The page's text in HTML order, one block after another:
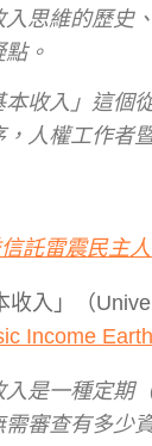
入思維的歷史
。
本收入」這
，人權工作者
託雷震民主
收入」（
Income
入是一種定期
需審查有多少